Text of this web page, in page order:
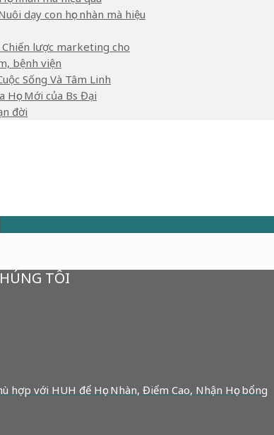
dạy con học nhàn mà hiệu
lược marketing cho
bệnh viện
Sống Và Tâm Linh
Học Mới của Bs Đại
đời
TÔI
hợp với HUH để Học Nhàn, Điểm Cao, Nhận Học bổng